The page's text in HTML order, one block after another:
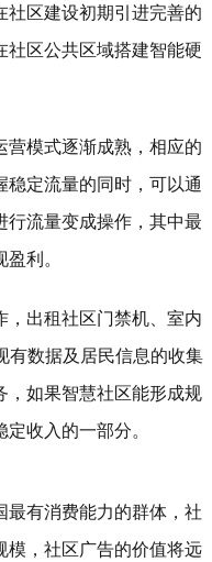
社区建设初期引进完善的
社区公共区域搭建智能硬
营模式逐渐成熟，相应的
稳定流量的同时，可以通
行流量变成操作，其中最
利。
，出租社区门禁机、室内
有数据及居民信息的收集
，如果智慧社区能形成规
收入的一部分。
最有消费能力的群体，社
模，社区广告的价值将远